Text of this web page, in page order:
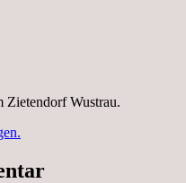
Zietendorf Wustrau.